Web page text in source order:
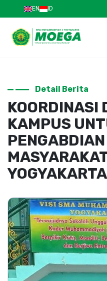
EN ID
Detail Berita
KOORDINASI
KAMPUS
YOGYAKARTA